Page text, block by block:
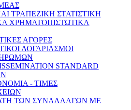
ΤΡΑΠΕΖΙΚΗ ΣΤΑΤΙΣΤΙΚΗ
ΧΡΗΜΑΤΟΠΙΣΤΩΤΙΚΑ
ΑΓΟΡΕΣ
ΛΟΓΑΡΙΑΣΜΟΙ
STANDARD
- ΤΙΜΕΣ
ΤΩΝ ΣΥΝΑΛΛΑΓΩΝ ΜΕ